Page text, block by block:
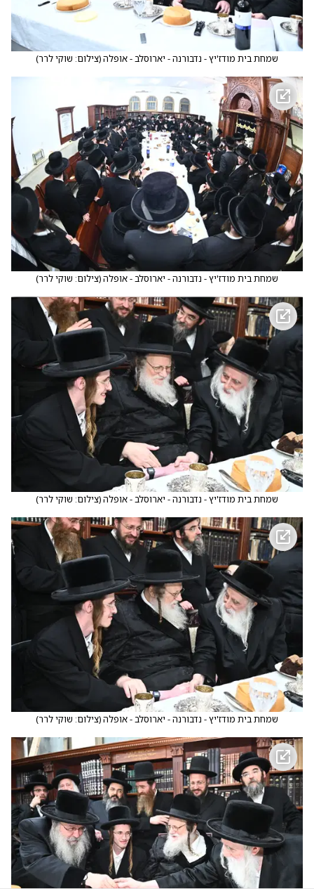
שמחת בית מודז'יץ - נדבורנה - יארוסלב - אופלה(צילום: שוקי לרר)
שמחת בית מודז'יץ - נדבורנה - יארוסלב - אופלה(צילום: שוקי לרר)
שמחת בית מודז'יץ - נדבורנה - יארוסלב - אופלה(צילום: שוקי לרר)
שמחת בית מודז'יץ - נדבורנה - יארוסלב - אופלה(צילום: שוקי לרר)